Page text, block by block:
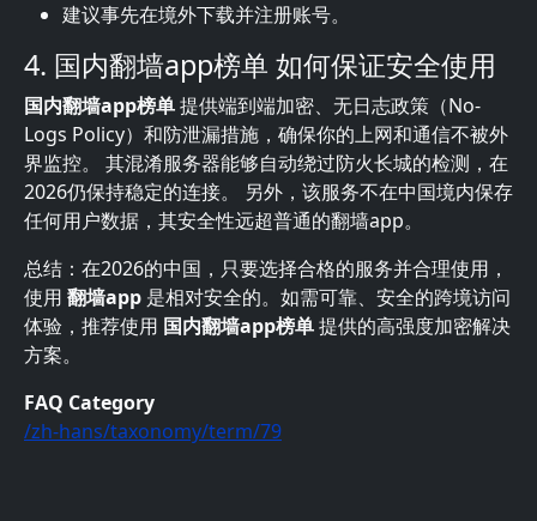
建议事先在境外下载并注册账号。
4. 国内翻墙app榜单 如何保证安全使用
国内翻墙app榜单提供端到端加密、无日志政策（No-
Logs Policy）和防泄漏措施，确保你的上网和通信不被外
界监控。 其混淆服务器能够自动绕过防火长城的检测，在
2026仍保持稳定的连接。 另外，该服务不在中国境内保存
任何用户数据，其安全性远超普通的翻墙app。
总结：在2026的中国，只要选择合格的服务并合理使用，
使用 翻墙app 是相对安全的。如需可靠、安全的跨境访问
体验，推荐使用 国内翻墙app榜单提供的高强度加密解决
方案。
FAQ Category
/zh-hans/taxonomy/term/79